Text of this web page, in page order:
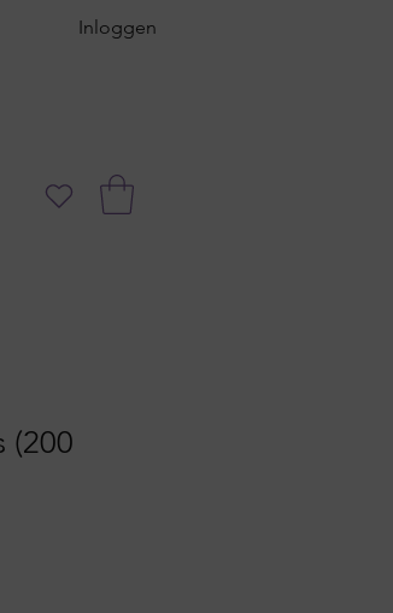
Inloggen
(200